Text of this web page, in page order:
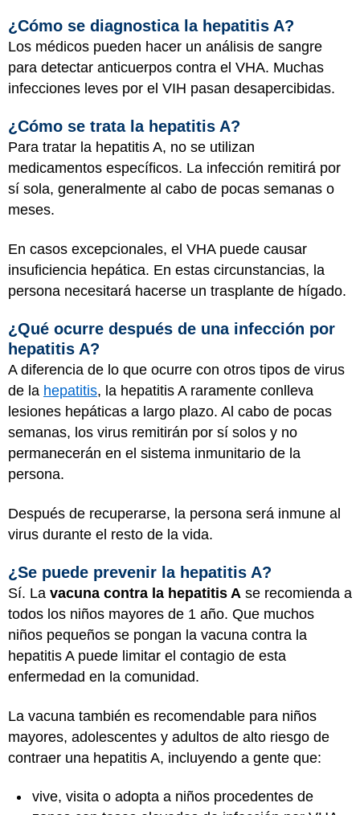
¿Cómo se diagnostica la hepatitis A?
Los médicos pueden hacer un análisis de sangre
para detectar anticuerpos contra el VHA. Muchas
infecciones leves por el VIH pasan desapercibidas.
¿Cómo se trata la hepatitis A?
Para tratar la hepatitis A, no se utilizan
medicamentos específicos. La infección remitirá por
sí sola, generalmente al cabo de pocas semanas o
meses.
En casos excepcionales, el VHA puede causar
insuficiencia hepática. En estas circunstancias, la
persona necesitará hacerse un trasplante de hígado.
¿Qué ocurre después de una infección por
hepatitis A?
A diferencia de lo que ocurre con otros tipos de virus
de la hepatitis, la hepatitis A raramente conlleva
lesiones hepáticas a largo plazo. Al cabo de pocas
semanas, los virus remitirán por sí solos y no
permanecerán en el sistema inmunitario de la
persona.
Después de recuperarse, la persona será inmune al
virus durante el resto de la vida.
¿Se puede prevenir la hepatitis A?
Sí. La vacuna contra la hepatitis A se recomienda a
todos los niños mayores de 1 año. Que muchos
niños pequeños se pongan la vacuna contra la
hepatitis A puede limitar el contagio de esta
enfermedad en la comunidad.
La vacuna también es recomendable para niños
mayores, adolescentes y adultos de alto riesgo de
contraer una hepatitis A, incluyendo a gente que:
vive, visita o adopta a niños procedentes de